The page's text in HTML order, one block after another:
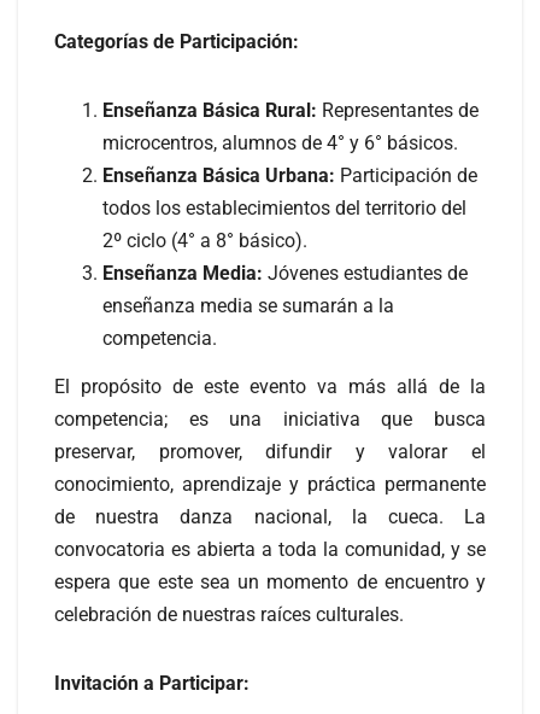
Categorías de Participación:
Enseñanza Básica Rural: Representantes de
microcentros, alumnos de 4° y 6° básicos.
Enseñanza Básica Urbana: Participación de
todos los establecimientos del territorio del
2º ciclo (4° a 8° básico).
Enseñanza Media: Jóvenes estudiantes de
enseñanza media se sumarán a la
competencia.
El propósito de este evento va más allá de la
competencia; es una iniciativa que busca
preservar, promover, difundir y valorar el
conocimiento, aprendizaje y práctica permanente
de nuestra danza nacional, la cueca. La
convocatoria es abierta a toda la comunidad, y se
espera que este sea un momento de encuentro y
celebración de nuestras raíces culturales.
Invitación a Participar: